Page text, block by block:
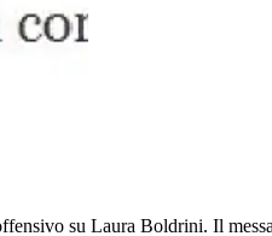
su Laura Boldrini. Il